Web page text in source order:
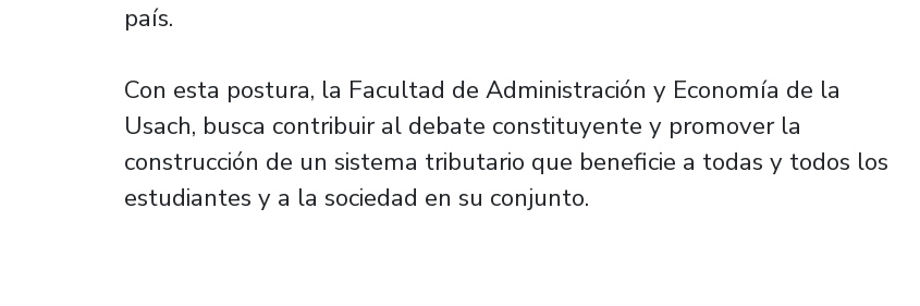
país.
Con esta postura, la Facultad de Administración y Economía de la
Usach, busca contribuir al debate constituyente y promover la
construcción de un sistema tributario que beneficie a todas y todos los
estudiantes y a la sociedad en su conjunto.